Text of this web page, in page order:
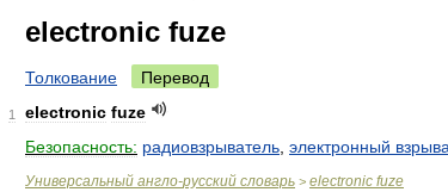
electronic fuze
Толкование Перевод
1 electronic fuze
Безопасность: радиовзрыватель электронный
Универсальный англо-русский словарь > electronic fuze